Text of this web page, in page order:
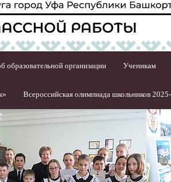
образовательной организации Ученикам
Всероссийская олимпиада школьников